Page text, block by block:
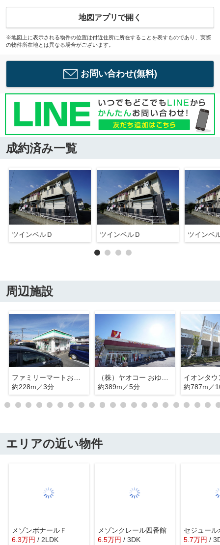
地図アプリで開く
※地図上に表示される物件の位置は付近住所に所在することを表すものであり、実際
の物件所在地とは異なる場合がございます。
お問い合わせ(無料)
成約済み一覧
ツインベルＤ ツインベルＤ ツインベ
周辺施設
ファミリーマートおゆみ野中央７丁目店
約228m／3分
（株）ヤオコー おゆみ野店
約389m／5分
約787m／
エリアの近い物件
メゾンボナールＦ
6.3万円 / 2LDK
メゾンクレール四番館
6.5万円 / 3DK
セジュール
5.7万円 /